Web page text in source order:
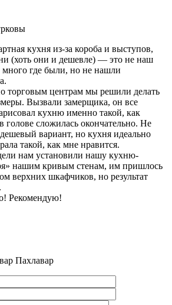
кухня из-за короба и выступов,
(хоть они и дешевле) — это не наш
где были, но не нашли
торговым центрам мы решили делать
Вызвали замерщика, он все
кухню именно такой, как
голове сложилась окончательно. Не
вариант, но кухня идеально
такой, как мне нравится.
нам установили нашу кухню-
нашим кривым стенам, им пришлось
верхних шкафчиков, но результат
Рекомендую!
Пахлавар